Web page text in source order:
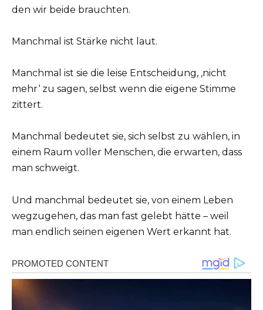
den wir beide brauchten.
Manchmal ist Stärke nicht laut.
Manchmal ist sie die leise Entscheidung, ‚nicht
mehr‘ zu sagen, selbst wenn die eigene Stimme
zittert.
Manchmal bedeutet sie, sich selbst zu wählen, in
einem Raum voller Menschen, die erwarten, dass
man schweigt.
Und manchmal bedeutet sie, von einem Leben
wegzugehen, das man fast gelebt hätte – weil
man endlich seinen eigenen Wert erkannt hat.